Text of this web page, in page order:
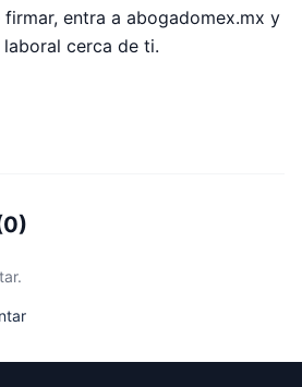
entra a abogadomex.mx y
cerca de ti.
0)